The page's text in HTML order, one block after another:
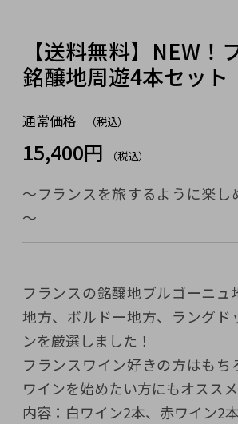
【送料無料】NEW！
銘醸地周遊4本セット
通常価格 （税込）
15,400円 （税込）
～フランスを旅するように楽し
～
フランスの銘醸地ブルゴーニュ
地方、ボルドー地方、ラングド
ンを厳選しました！
フランスワイン好きの方はもち
ワインを始めたい方にもオススメ
内容：白ワイン2本、赤ワイン2本